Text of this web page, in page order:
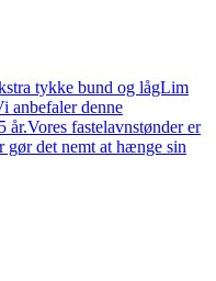
tykke bund og lågLim
anbefaler denne
år.Vores fastelavnstønder er
gør det nemt at hænge sin